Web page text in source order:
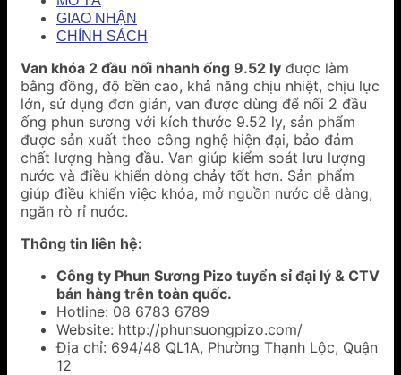
GIAO NHẬN
CHÍNH SÁCH
Van khóa 2 đầu nối nhanh ống 9.52 ly được làm
bằng đồng, độ bền cao, khả năng chịu nhiệt, chịu lực
lớn, sử dụng đơn giản, van được dùng để nối 2 đầu
ống phun sương với kích thước 9.52 ly, sản phẩm
được sản xuất theo công nghệ hiện đại, bảo đảm
chất lượng hàng đầu. Van giúp kiểm soát lưu lượng
nước và điều khiển dòng chảy tốt hơn. Sản phẩm
giúp điều khiển việc khóa, mở nguồn nước dễ dàng,
ngăn rò rỉ nước.
Thông tin liên hệ:
Công ty Phun Sương Pizo tuyển sỉ đại lý & CTV
bán hàng trên toàn quốc.
Hotline: 08 6783 6789
Website: http://phunsuongpizo.com/
Địa chỉ: 694/48 QL1A, Phường Thạnh Lộc, Quận
12